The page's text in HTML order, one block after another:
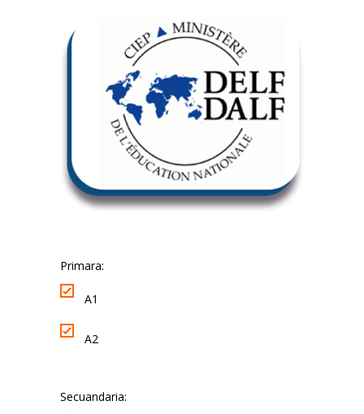
Primara:
​A1
A2
Secuandaria: